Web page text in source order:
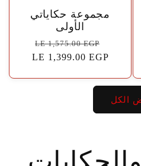
مجموعة حكاياتي
الأولى
السعر
الاعتيادي
LE 1,575.00 EGP
البيعLE 1,399.00 EGP
الكل